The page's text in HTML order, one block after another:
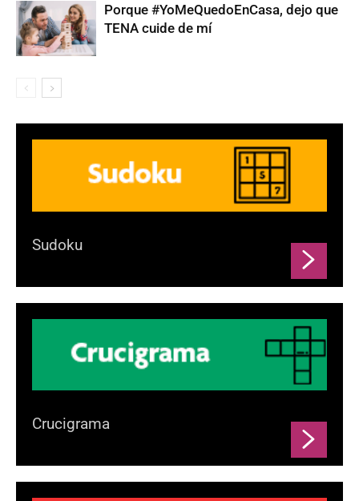
Porque #YoMeQuedoEnCasa, dejo que
TENA cuide de mí
Sudoku
Crucigrama